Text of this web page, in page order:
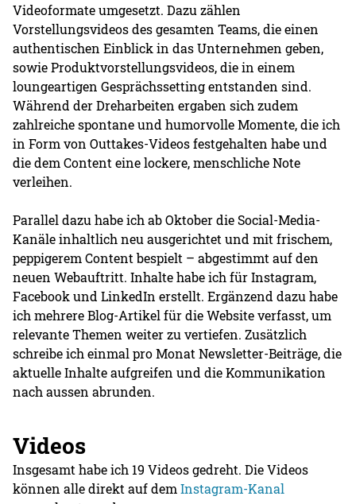
Videoformate umgesetzt. Dazu zählen
Vorstellungsvideos des gesamten Teams, die einen
authentischen Einblick in das Unternehmen geben,
sowie Produktvorstellungsvideos, die in einem
loungeartigen Gesprächssetting entstanden sind.
Während der Dreharbeiten ergaben sich zudem
zahlreiche spontane und humorvolle Momente, die ich
in Form von Outtakes-Videos festgehalten habe und
die dem Content eine lockere, menschliche Note
verleihen.
Parallel dazu habe ich ab Oktober die Social-Media-
Kanäle inhaltlich neu ausgerichtet und mit frischem,
peppigerem Content bespielt – abgestimmt auf den
neuen Webauftritt. Inhalte habe ich für Instagram,
Facebook und LinkedIn erstellt. Ergänzend dazu habe
ich mehrere Blog-Artikel für die Website verfasst, um
relevante Themen weiter zu vertiefen. Zusätzlich
schreibe ich einmal pro Monat Newsletter-Beiträge, die
aktuelle Inhalte aufgreifen und die Kommunikation
nach aussen abrunden.
Videos
Insgesamt habe ich 19 Videos gedreht. Die Videos
können alle direkt auf demInstagram-Kanal